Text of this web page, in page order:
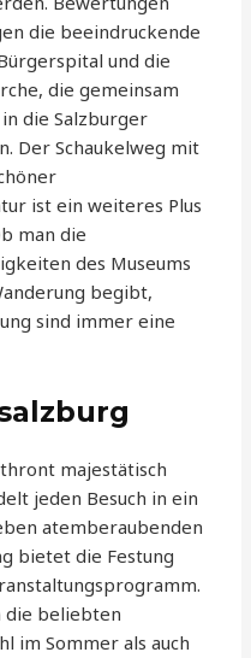
die beeindruckende
und die
die gemeinsam
die Salzburger
Der Schaukelweg mit
ist ein weiteres Plus
man die
des Museums
begibt,
sind immer eine
majestätisch
jeden Besuch in ein
atemberaubenden
bietet die Festung
die beliebten
im Sommer als auch